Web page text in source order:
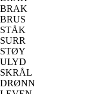
BRAK
BRUS
STÅK
SURR
STØY
ULYD
SKRÅL
DRØNN